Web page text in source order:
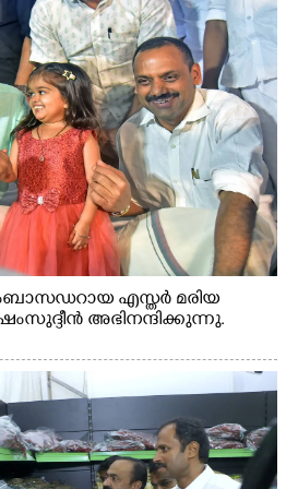
എസ്തർ മരിയ
അഭിനന്ദിക്കുന്നു.